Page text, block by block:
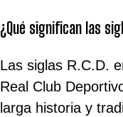
¿Qué significan las
Las siglas R.C.D.
Real Club
larga historia y